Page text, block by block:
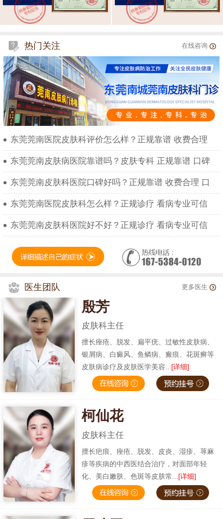
热门关注 在线咨询
东莞莞南医院皮肤科评价怎么样？正规靠谱 收费合理
东莞莞南皮肤病医院靠谱吗？皮肤专科 正规靠谱 口碑
东莞莞南皮肤科医院口碑好吗？正规靠谱 收费合理 口
东莞莞南医院皮肤科怎么样？正规诊疗 看病专业可信
东莞莞南皮肤科医院好不好？正规诊疗 看病专业可信
医生团队 更多医生
殷芳
皮肤科主任
擅长痤疮、脱发、扁平疣、过敏性皮肤病、
银屑病、白癜风、鱼鳞病、瘢痕、花斑癣等
皮肤病诊疗及皮肤医学美容... [详细]
柯仙花
皮肤科主任
擅长疤痕、痤疮、脱发、皮炎、湿疹、荨麻
疹等疾病的中西医结合治疗，对面部年轻
化、美白嫩肤、色斑等皮肤常... [详细]